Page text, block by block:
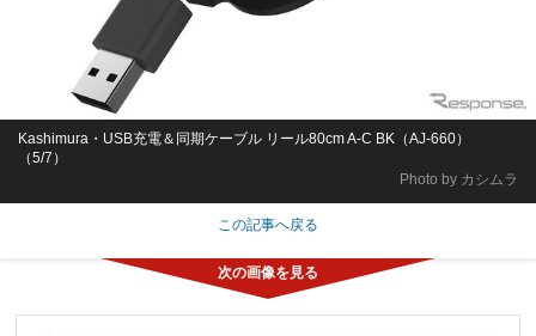
Photo by カシムラ
Kashimura・USB充電＆同期ケーブル リール80cm A-C BK（AJ-660）
（5/7）
この記事へ戻る